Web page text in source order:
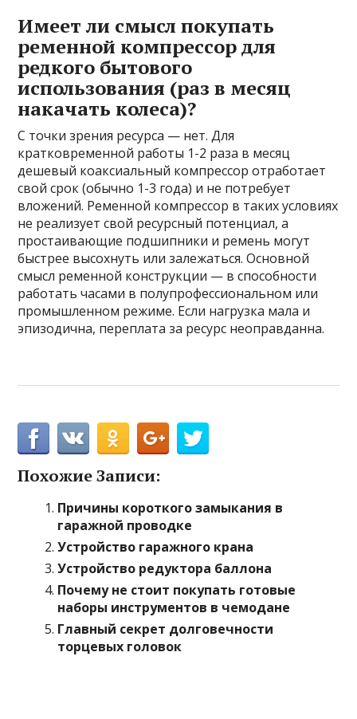
Имеет ли смысл покупать
ременной компрессор для
редкого бытового
использования (раз в месяц
накачать колеса)?
С точки зрения ресурса — нет. Для
кратковременной работы 1-2 раза в месяц
дешевый коаксиальный компрессор отработает
свой срок (обычно 1-3 года) и не потребует
вложений. Ременной компрессор в таких условиях
не реализует свой ресурсный потенциал, а
простаивающие подшипники и ремень могут
быстрее высохнуть или залежаться. Основной
смысл ременной конструкции — в способности
работать часами в полупрофессиональном или
промышленном режиме. Если нагрузка мала и
эпизодична, переплата за ресурс неоправданна.
Похожие Записи:
Причины короткого замыкания в
гаражной проводке
Устройство гаражного крана
Устройство редуктора баллона
Почему не стоит покупать готовые
наборы инструментов в чемодане
Главный секрет долговечности
торцевых головок